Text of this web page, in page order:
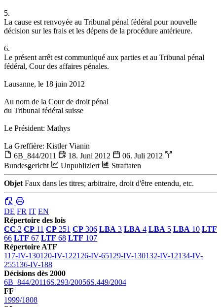
5.
La cause est renvoyée au Tribunal pénal fédéral pour nouvelle
décision sur les frais et les dépens de la procédure antérieure.
6.
Le présent arrêt est communiqué aux parties et au Tribunal pénal
fédéral, Cour des affaires pénales.
Lausanne, le 18 juin 2012
Au nom de la Cour de droit pénal
du Tribunal fédéral suisse
Le Président: Mathys
La Greffière: Kistler Vianin
6B_844/2011
18. Juni 2012
06. Juli 2012
Bundesgericht
Unpubliziert Straftaten
Objet Faux dans les titres; arbitraire, droit d'être entendu, etc.
DE FR IT EN
Répertoire des lois
CC 2 CP 11 CP 251 CP 306 LBA 3 LBA 4 LBA 5 LBA 10 LTF
66 LTF 67 LTF 68 LTF 107
Répertoire ATF
117-IV-130120-IV-122126-IV-65129-IV-130132-IV-12134-IV-
255136-IV-188
Décisions dès 2000
6B_844/20116S.293/20056S.449/2004
FF
1999/1808